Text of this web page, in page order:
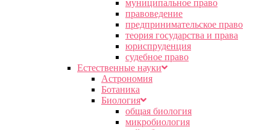
муниципальное право
правоведение
предпринимательское право
теория государства и права
юриспруденция
судебное право
Естественные науки
Астрономия
Ботаника
Биология
общая биология
микробиология